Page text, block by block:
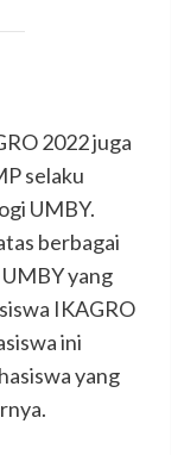
2022 juga
selaku
UMBY.
berbagai
yang
IKAGRO
ini
yang